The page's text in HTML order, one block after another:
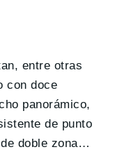
entre otras
con doce
panorámico,
de punto
doble zona…